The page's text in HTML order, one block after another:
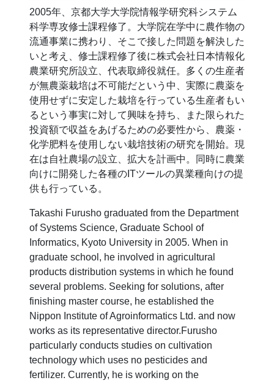
2005年、京都大学大学院情報学研究科システム
科学専攻修士課程修了。大学院在学中に農作物の
流通事業に携わり、そこで接した問題を解決した
いと考え、修士課程修了後に株式会社日本情報化
農業研究所設立、代表取締役就任。多くの生産者
が無農薬栽培は不可能だという中、実際に農薬を
使用せずに安定した栽培を行っている生産者もい
るという事実に対して興味を持ち、また限られた
投資額で収益をあげるための必要性から、農薬・
化学肥料を使用しない栽培技術の研究を開始。現
在は自社農場の設立、拡大を計画中。同時に農業
向けに開発した各種のITツールの異業種向けの提
供も行っている。
Takashi Furusho graduated from the Department
of Systems Science, Graduate School of
Informatics, Kyoto University in 2005. When in
graduate school, he involved in agricultural
products distribution systems in which he found
several problems. Seeking for solutions, after
finishing master course, he established the
Nippon Institute of Agroinformatics Ltd. and now
works as its representative director.Furusho
particularly conducts studies on cultivation
technology which uses no pesticides and
fertilizer. Currently, he is working on the